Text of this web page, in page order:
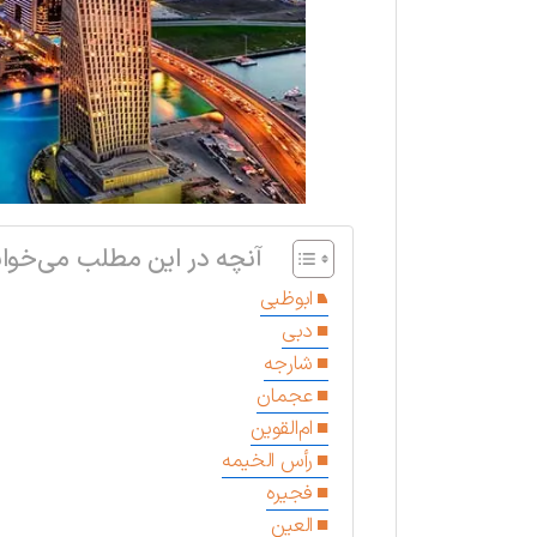
آنچه در این مطلب
ابوظبی
دبی
شارجه
عجمان
ام‌القوین
رأس ‌الخیمه
فجیره
العین